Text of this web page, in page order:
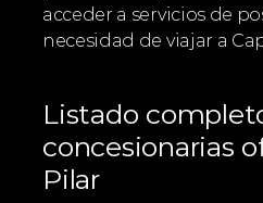
acceder a servicios de
necesidad de viajar a
Listado
concesionarias
Pilar